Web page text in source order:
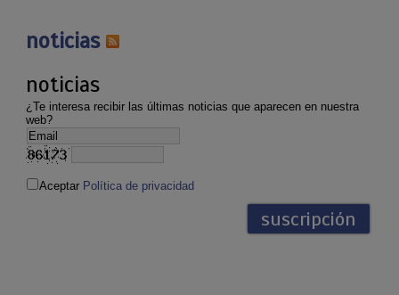
noticias
noticias
¿Te interesa recibir las últimas noticias que aparecen en nuestra
web?
Aceptar Política de privacidad